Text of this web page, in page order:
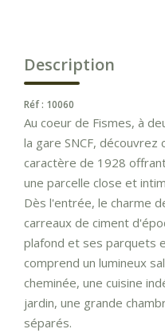
Description
Réf : 10060
Au coeur de Fismes, à
la gare SNCF,
caractère de 1928
une parcelle close et
Dès l'entrée, le charme
carreaux de ciment
plafond et ses parquets
comprend un lumineux
cheminée, une cuisine
jardin, une grande
séparés.